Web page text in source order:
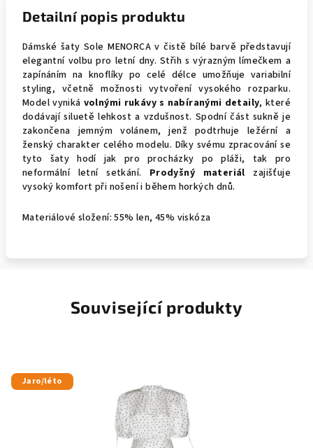
Detailní popis produktu
Dámské šaty Sole MENORCA v čistě bílé barvě představují
elegantní volbu pro letní dny. Střih s výrazným límečkem a
zapínáním na knoflíky po celé délce umožňuje variabilní
styling, včetně možnosti vytvoření vysokého rozparku.
Model vyniká volnými rukávy s nabíranými detaily, které
dodávají siluetě lehkost a vzdušnost. Spodní část sukně je
zakončena jemným volánem, jenž podtrhuje ležérní a
ženský charakter celého modelu. Díky svému zpracování se
tyto šaty hodí jak pro procházky po pláži, tak pro
neformální letní setkání. Prodyšný materiál zajišťuje
vysoký komfort při nošení i během horkých dnů.
Materiálové složení: 55% len, 45% viskóza
Související produkty
Jaro/léto